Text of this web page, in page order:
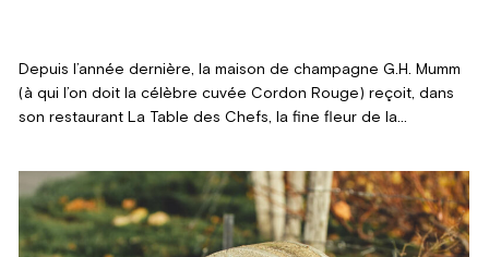
Depuis l’année dernière, la maison de champagne G.H. Mumm
(à qui l’on doit la célèbre cuvée Cordon Rouge) reçoit, dans
son restaurant La Table des Chefs, la fine fleur de la